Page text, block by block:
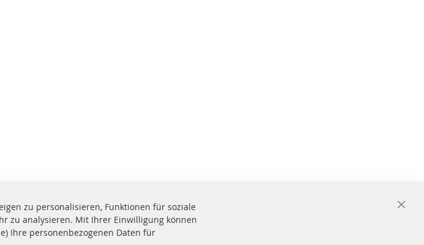
Close
zu personalisieren, Funktionen für soziale
zu analysieren. Mit Ihrer Einwilligung können
Ihre personenbezogenen Daten für